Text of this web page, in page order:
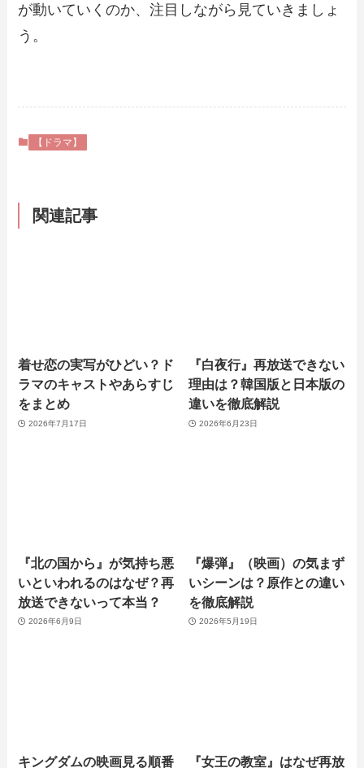
が動いていくのか、注目しながら見ていきましょ
う。
【ドラマ】
関連記事
着せ恋の実写がひどい？ド
ラマのキャストやあらすじ
をまとめ
2026年7月17日
『白夜行』再放送できない
理由は？韓国版と日本版の
違いを徹底解説
2026年6月23日
『北の国から』が気持ち悪
いといわれるのはなぜ？再
放送できないって本当？
2026年6月9日
『爆弾』（映画）の気まず
いシーンは？原作との違い
を徹底解説
2026年5月19日
キングダムの映画見る順番 『女王の教室』はなぜ再放